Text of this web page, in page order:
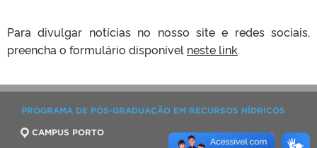
Para divulgar notícias no nosso site e redes sociais,
preencha o formulário disponível neste link.
PROGRAMA DE PÓS-GRADUAÇÃO EM RECURSOS HÍDRICOS
CAMPUS PORTO